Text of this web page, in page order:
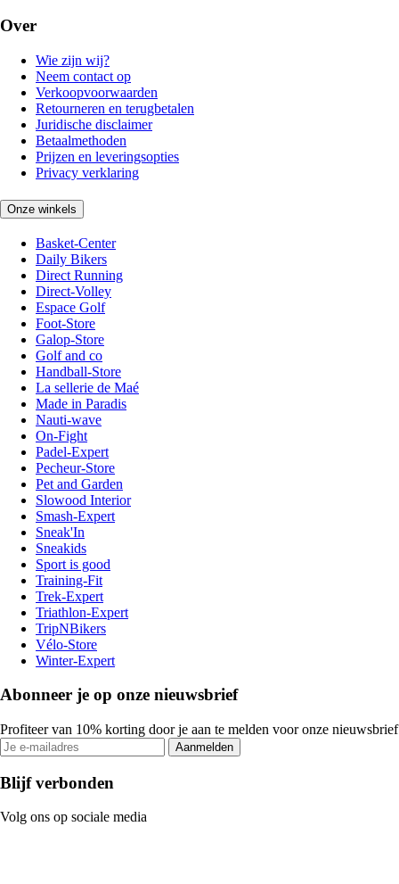
Over
Wie zijn wij?
Neem contact op
Verkoopvoorwaarden
Retourneren en terugbetalen
Juridische disclaimer
Betaalmethoden
Prijzen en leveringsopties
Privacy verklaring
Onze winkels
Basket-Center
Daily Bikers
Direct Running
Direct-Volley
Espace Golf
Foot-Store
Galop-Store
Golf and co
Handball-Store
La sellerie de Maé
Made in Paradis
Nauti-wave
On-Fight
Padel-Expert
Pecheur-Store
Pet and Garden
Slowood Interior
Smash-Expert
Sneak'In
Sneakids
Sport is good
Training-Fit
Trek-Expert
Triathlon-Expert
TripNBikers
Vélo-Store
Winter-Expert
Abonneer je op onze nieuwsbrief
Profiteer van 10% korting door je aan te melden voor onze nieuwsbrief
Aanmelden
Blijf verbonden
Volg ons op sociale media